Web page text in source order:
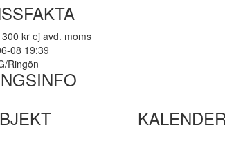
kr ej avd. moms
08 19:39
Ringön